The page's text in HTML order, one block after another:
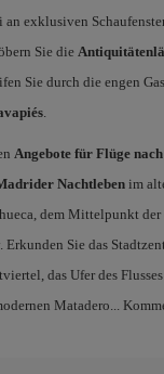
an exklusiven
Sie die
Sie durch die engen
.
Angebote für Flüge
Nachtleben im
dem Mittelpunkt der
Sie das
das Ufer des
Matadero...